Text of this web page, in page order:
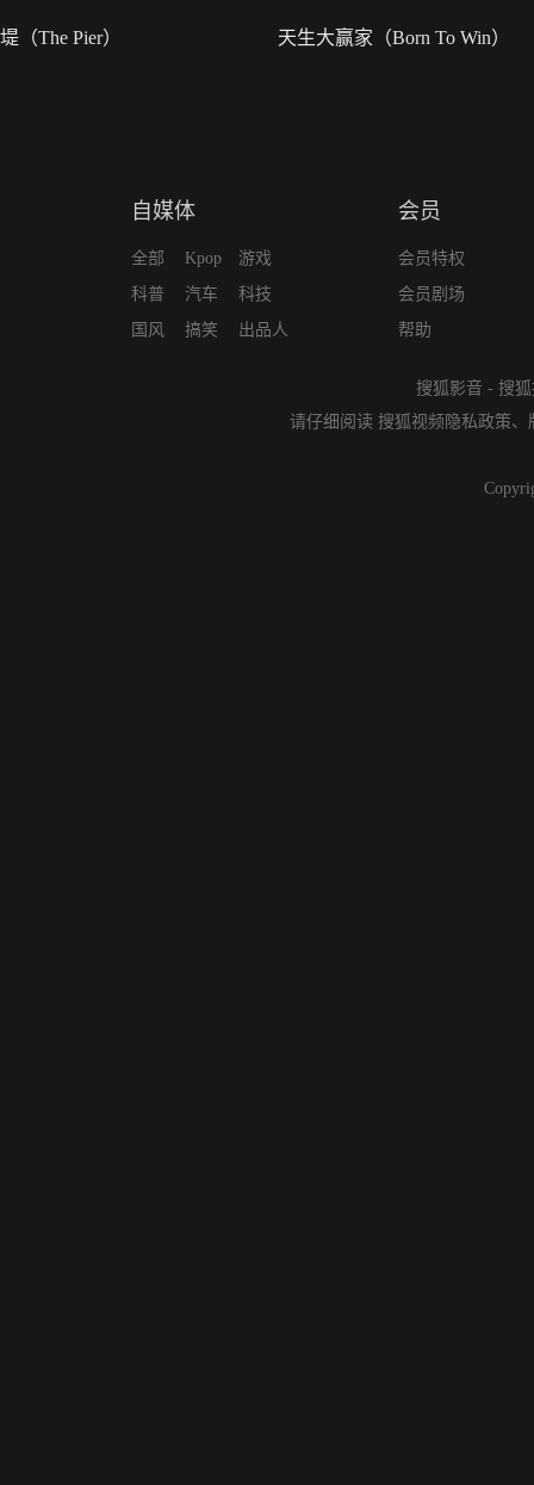
堤（The Pier） 天生大赢家（Born To Win）
自媒体
全部
科普
国风
Kpop
汽车
搞笑
游戏
科技
出品人
会员
会员特权
会员剧场
帮助
搜狐影音 - 搜
请仔细阅读 搜狐视频隐私政策、